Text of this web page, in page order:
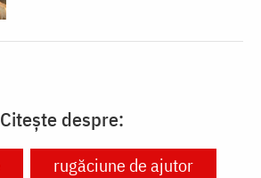
Citește despre:
rugăciune de ajutor